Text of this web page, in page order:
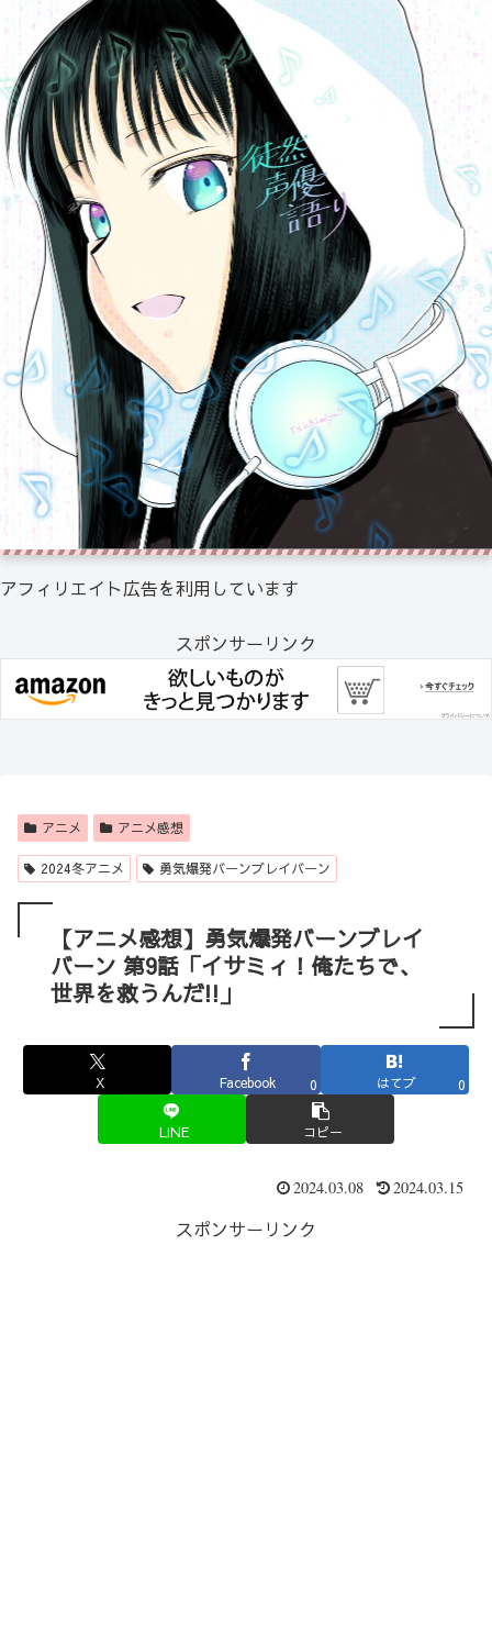
アフィリエイト広告を利用しています
スポンサーリンク
アニメ アニメ感想
2024冬アニメ 勇気爆発バーンブレイバーン
【アニメ感想】勇気爆発バーンブレイ
バーン 第9話「イサミィ！俺たちで、
世界を救うんだ!!」
X Facebook 0 はてブ 0
LINE コピー
2024.03.08 2024.03.15
スポンサーリンク